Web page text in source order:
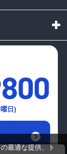
日)
最適な提供、ト